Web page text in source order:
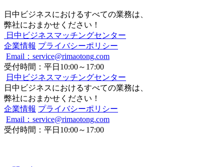
日中ビジネスにおけるすべての業務は、
弊社におまかせください！
日中ビジネスマッチングセンター
企業情報 プライバシーポリシー
Email：service@rimaotong.com
受付時間：平日10:00～17:00
日中ビジネスマッチングセンター
日中ビジネスにおけるすべての業務は、
弊社におまかせください！
企業情報 プライバシーポリシー
Email：service@rimaotong.com
受付時間：平日10:00～17:00